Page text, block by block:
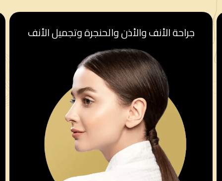
جراحة الأنف والأذن والحنجرة وتجميل الأنف